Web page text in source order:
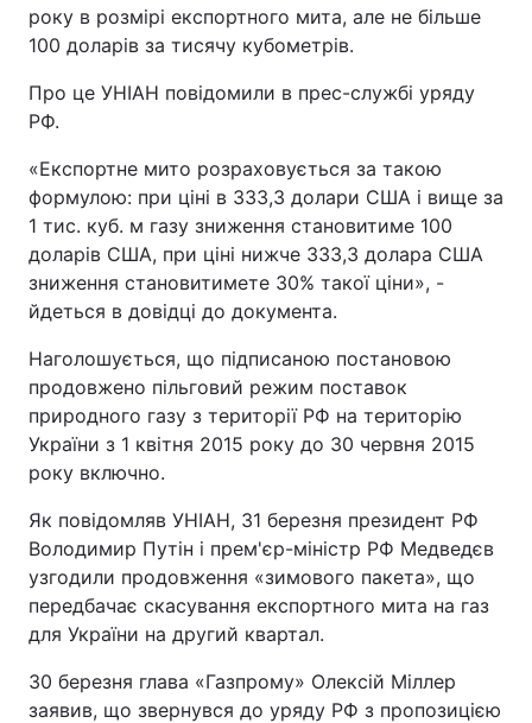
року в розмірі експортного мита, але не більше
100 доларів за тисячу кубометрів.
Про це УНІАН повідомили в прес-службі уряду
РФ.
«Експортне мито розраховується за такою
формулою: при ціні в 333,3 долари США і вище за
1 тис. куб. м газу зниження становитиме 100
доларів США, при ціні нижче 333,3 долара США
зниження становитимете 30% такої ціни», -
йдеться в довідці до документа.
Наголошується, що підписаною постановою
продовжено пільговий режим поставок
природного газу з території РФ на територію
України з 1 квітня 2015 року до 30 червня 2015
року включно.
Як повідомляв УНІАН, 31 березня президент РФ
Володимир Путін і прем'єр-міністр РФ Медведєв
узгодили продовження «зимового пакета», що
передбачає скасування експортного мита на газ
для України на другий квартал.
30 березня глава «Газпрому» Олексій Міллер
заявив, що звернувся до уряду РФ з пропозицією